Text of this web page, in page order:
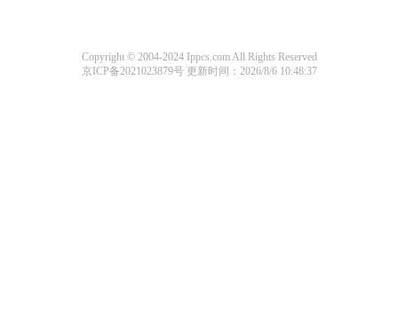
Copyright © 2004-2024 Ippcs.com All Rights Reserved
京ICP备2021023879号 更新时间：2026/8/6 10:48:37